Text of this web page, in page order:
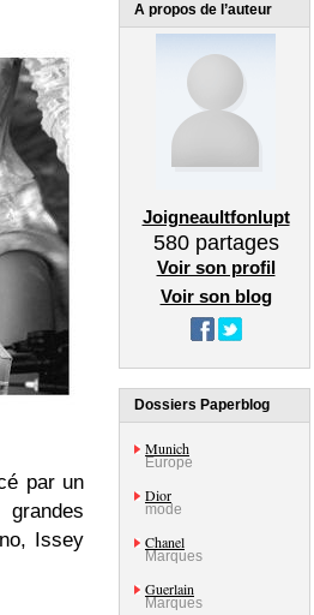
par un
Issey
A propos de l’auteur
Joigneaultfonlupt
580partages
Voir son profil
Voir son blog
Dossiers Paperblog
Munich
Europe
Dior
mode
Chanel
Marques
Guerlain
Marques